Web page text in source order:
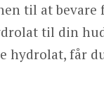
til at
til din
hydrolat, får